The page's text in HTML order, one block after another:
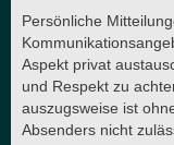
Persönliche
Aspekt privat
und Respekt zu
auszugsweise ist
Absenders nicht